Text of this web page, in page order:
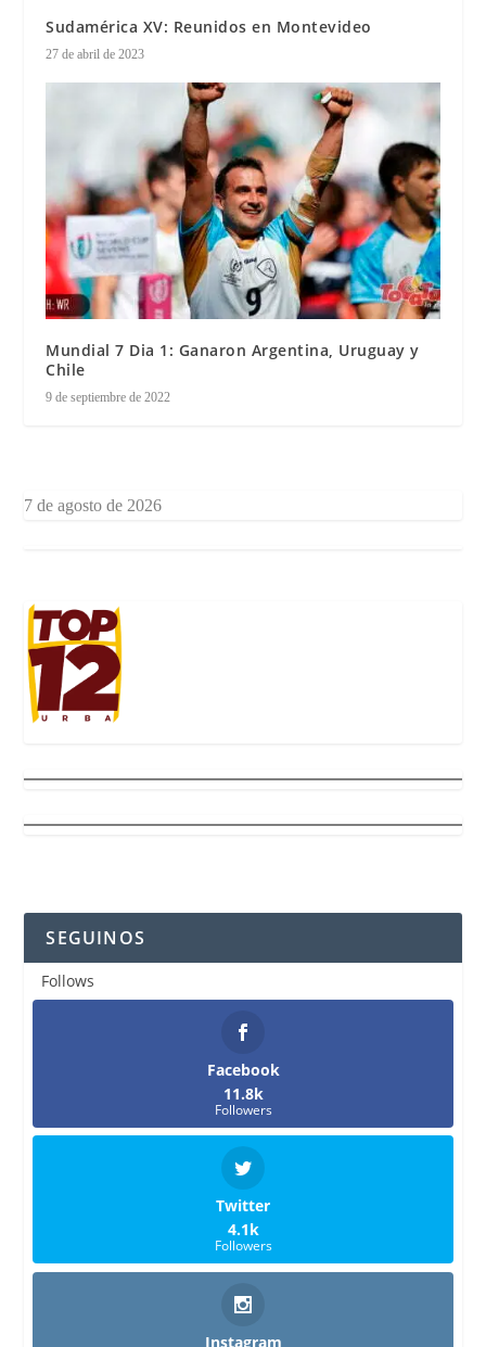
Sudamérica XV: Reunidos en Montevideo
27 de abril de 2023
Mundial 7 Dia 1: Ganaron Argentina, Uruguay y
Chile
9 de septiembre de 2022
7 de agosto de 2026
SEGUINOS
Follows
Facebook
11.8k
Followers
Twitter
4.1k
Followers
Instagram